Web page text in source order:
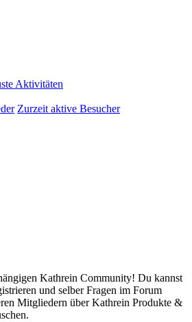
Aktivitäten
Zurzeit aktive Besucher
Kathrein Community! Du kannst
und selber Fragen im Forum
Mitgliedern über Kathrein Produkte &